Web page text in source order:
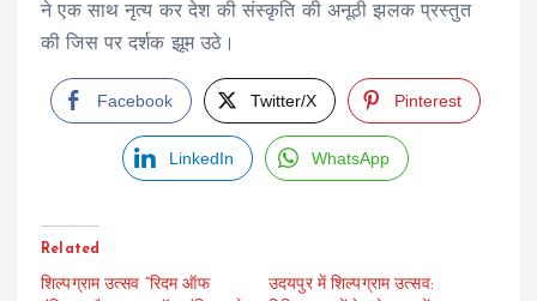
ने एक साथ नृत्य कर देश की संस्कृति की अनूठी झलक प्रस्तुत
की जिस पर दर्शक झूम उठे।
Facebook Twitter/X Pinterest
LinkedIn WhatsApp
Related
शिल्पग्राम उत्सव “रिदम ऑफ
उदयपुर में शिल्पग्राम उत्सव: